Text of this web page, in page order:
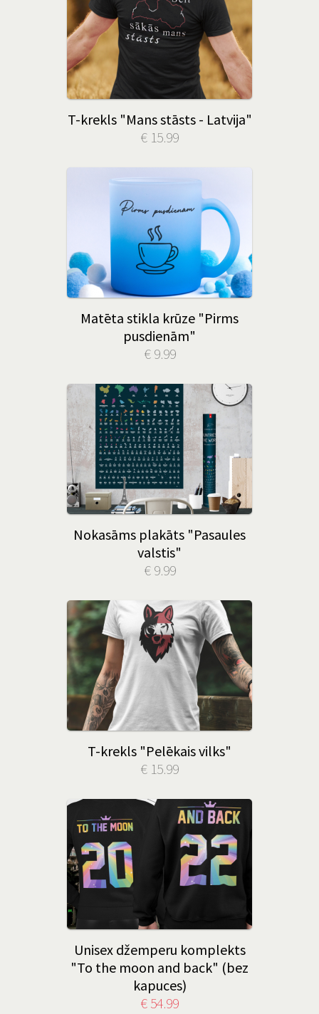
T-krekls "Mans stāsts - Latvija"
€ 15.99
Matēta stikla krūze "Pirms
pusdienām"
€ 9.99
Nokasāms plakāts "Pasaules
valstis"
€ 9.99
T-krekls "Pelēkais vilks"
€ 15.99
Unisex džemperu komplekts
"To the moon and back" (bez
kapuces)
€ 54.99